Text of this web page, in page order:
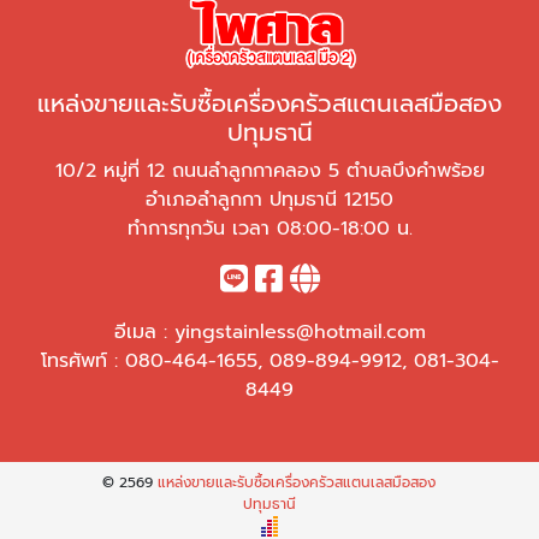
แหล่งขายและรับซื้อเครื่องครัวสแตนเลสมือสอง
ปทุมธานี
10/2 หมู่ที่ 12 ถนนลำลูกกาคลอง 5 ตำบลบึงคำพร้อย
อำเภอลำลูกกา ปทุมธานี 12150
ทำการทุกวัน เวลา 08:00-18:00 น.
อีเมล : yingstainless@hotmail.com
โทรศัพท์ : 080-464-1655, 089-894-9912, 081-304-
8449
© 2569แหล่งขายและรับซื้อเครื่องครัวสแตนเลสมือสอง
ปทุมธานี